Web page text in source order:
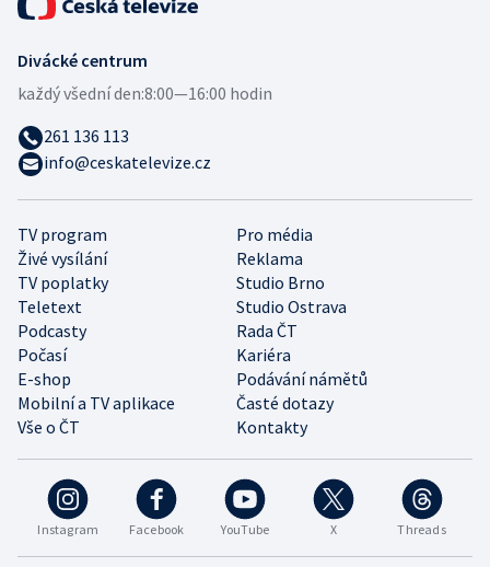
Instagram Facebook YouTube X Threads
TV program
Pro média
Živé vysílání
Reklama
TV poplatky
Studio Brno
Teletext
Studio Ostrava
Podcasty
Rada ČT
Počasí
Kariéra
E-shop
Podávání námětů
Mobilní a TV aplikace
Časté dotazy
Vše o ČT
Kontakty
Divácké centrum
každý všední den:8:00—16:00 hodin
261 136 113
info@ceskatelevize.cz